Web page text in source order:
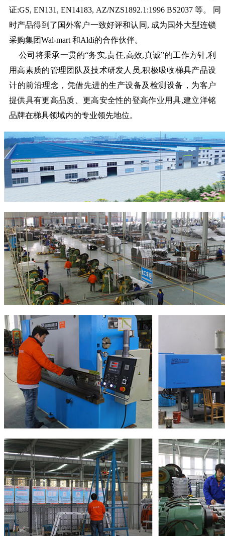
证:GS, EN131, EN14183, AZ/NZS1892.1:1996 BS2037 等。 同
时产品得到了国外客户一致好评和认同, 成为国外大型连锁
采购集团Wal-mart 和Aldi的合作伙伴。
公司将秉承一贯的“务实,责任,高效,真诚”的工作方针,利
用高素质的管理团队及技术研发人员,积极吸收梯具产品设
计的前沿理念，凭借先进的生产设备及检测设备，为客户
提供具有更高品质、更高安全性的登高作业用具,建立洋铭
品牌在梯具领域内的专业领先地位。